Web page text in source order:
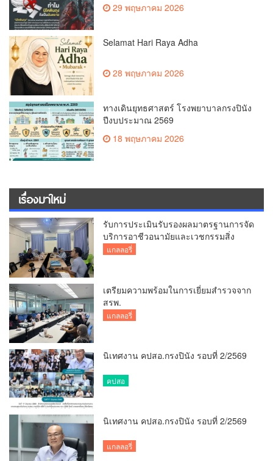
29 พฤษภาคม 2026
Selamat Hari Raya Adha
28 พฤษภาคม 2026
ทางเดินยุทธศาสตร์ โรงพยาบาลกรงปินัง
ปีงบประมาณ 2569
18 พฤษภาคม 2026
เรื่องมาใหม่
รับการประเมินรับรองผลมาตรฐานการจัด
บริการอาชีวอนามัยและเวชกรรมสิ่ง
แวดล้อม
แกลลอรี่
เตรียมความพร้อมในการเยี่ยมสำรวจจาก
สรพ.
แกลลอรี่
นิเทศงาน คปสอ.กรงปินัง รอบที่ 2/2569
คปสอ
นิเทศงาน คปสอ.กรงปินัง รอบที่ 2/2569
แกลลอรี่